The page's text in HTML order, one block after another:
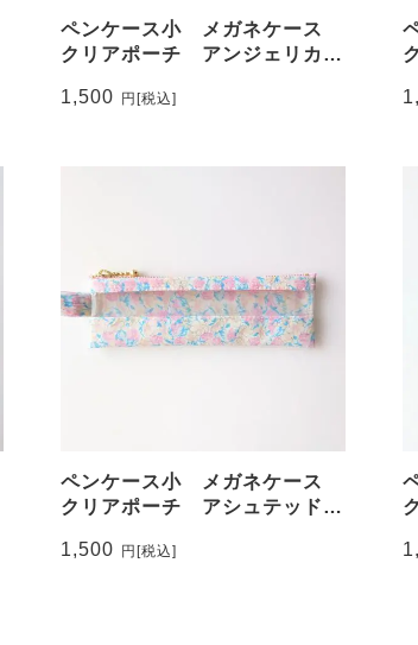
ペンケース小 メガネケース
クリアポーチ アンジェリカガ
♡
1,500 円[税込]
ペンケース小 メガネケース
クリアポーチ アシュテッド
気のいちご柄
1,500 円[税込]